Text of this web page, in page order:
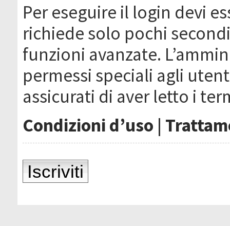
Per eseguire il login devi
richiede solo pochi
funzioni avanzate.
permessi speciali agli
assicurati di aver letto i
Condizioni d’uso |
Iscriviti